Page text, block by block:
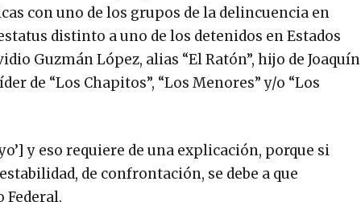
con uno de los grupos de la delincuencia en
distinto a uno de los detenidos en Estados
Guzmán López, alias “El Ratón”, hijo de Joaquín
de “Los Chapitos”, “Los Menores” y/o “Los
y eso requiere de una explicación, porque si
de confrontación, se debe a que
Federal.